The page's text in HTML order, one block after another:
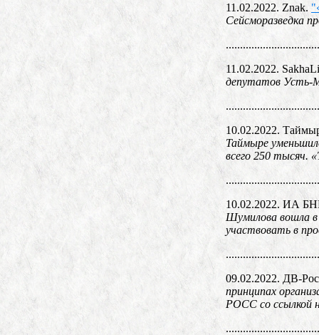
11.02.2022. Znak.
Сейсморазведка
11.02.2022.
депутатов Усть-
10.02.2022.
Таймыре
всего 250 тысяч.
10.02.2022. ИА
Шумилова вошла
участвовать в
09.02.2022. ДВ-
принципах
РОСС со ссылкой